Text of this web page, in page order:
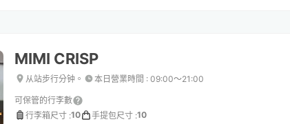
MIMI CRISP
从站步行分钟。 本日營業時間 : 09:00〜21:00
可保管的行李數
行李箱尺寸 :10 手提包尺寸 :10